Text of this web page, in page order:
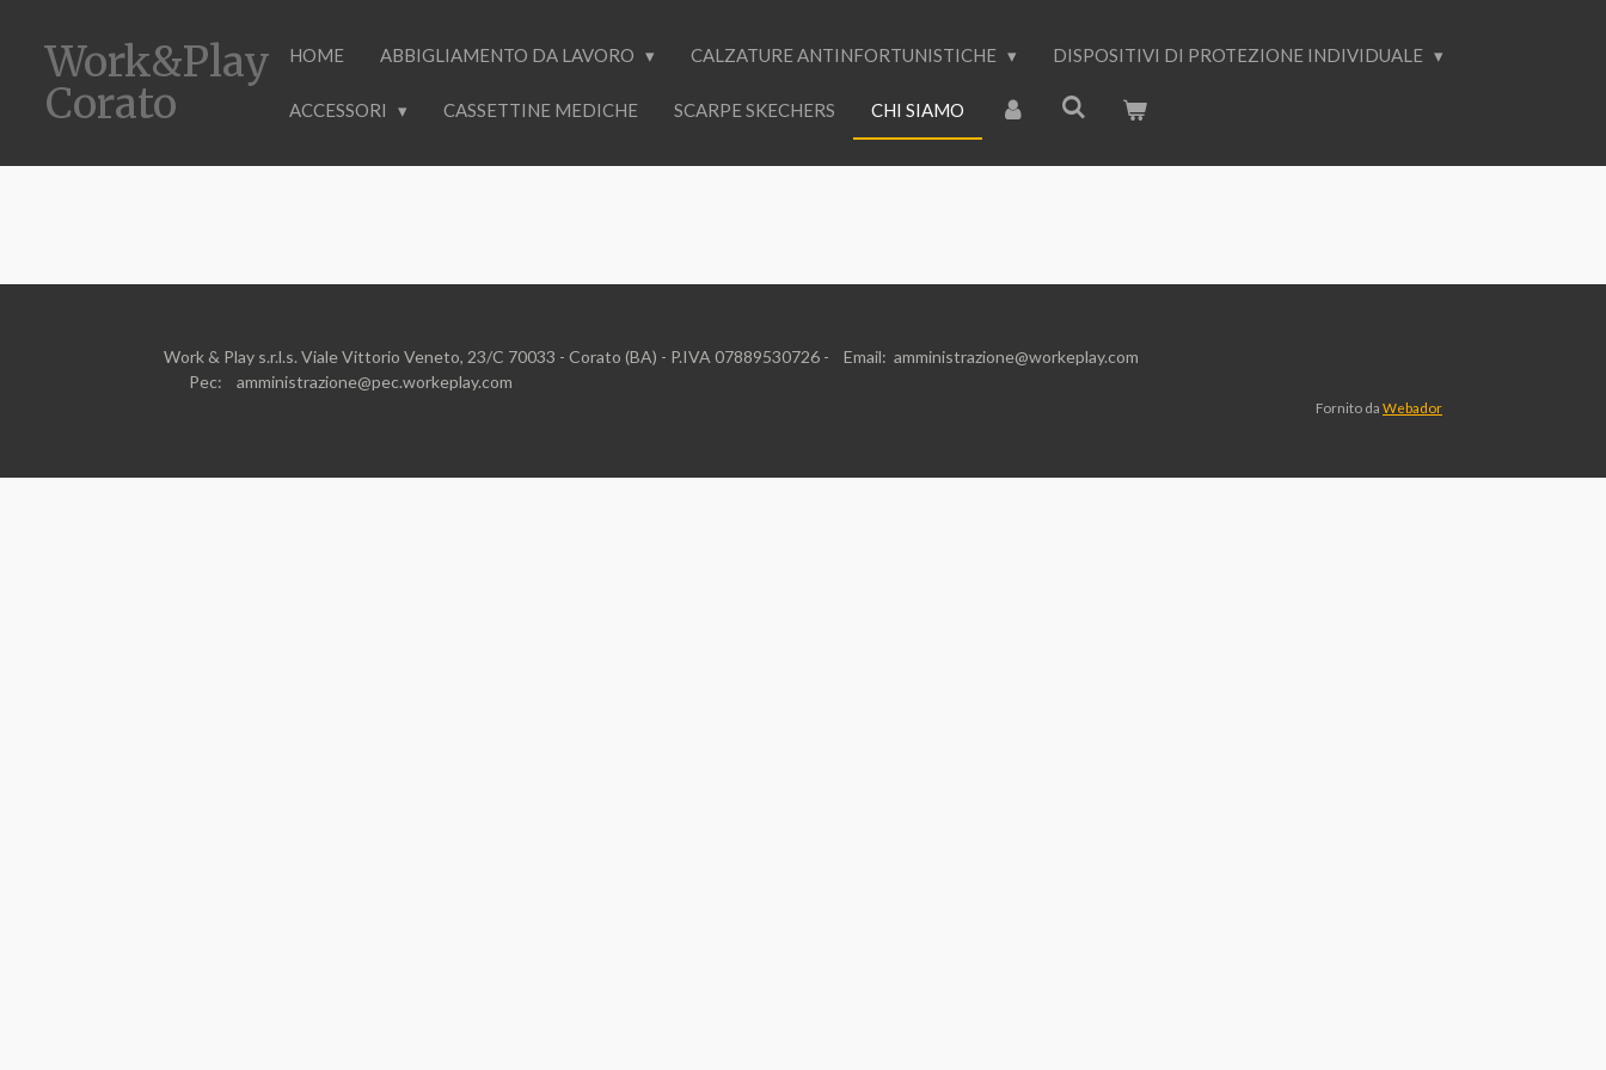
contenuto
principale
Work&Play
Corato
HOME ABBIGLIAMENTO DA LAVORO CALZATURE ANTINFORTUNISTICHE DISPOSITIVI DI PROTEZIONE INDIVIDUALE
ACCESSORI CASSETTINE MEDICHE SCARPE SKECHERS CHI SIAMO
Work & Play s.r.l.s. Viale Vittorio Veneto, 23/C 70033 - Corato (BA) - P.IVA 07889530726 - Email: amministrazione@workeplay.com
Pec: amministrazione@pec.workeplay.com
Fornito da Webador